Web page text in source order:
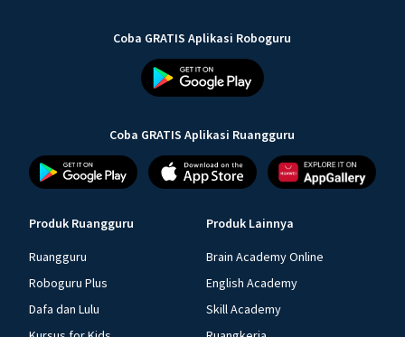
Coba GRATIS Aplikasi Roboguru
Coba GRATIS Aplikasi Ruangguru
Produk Ruangguru
Ruangguru
Roboguru Plus
Dafa dan Lulu
Produk Lainnya
Brain Academy Online
English Academy
Skill Academy